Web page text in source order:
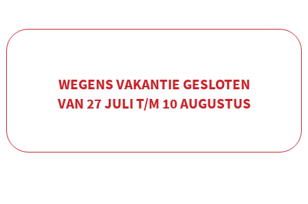
WEGENS VAKANTIE GESLOTEN
VAN 27 JULI T/M 10 AUGUSTUS